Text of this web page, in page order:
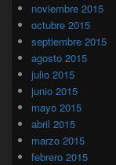
noviembre 2015
octubre 2015
septiembre 2015
agosto 2015
julio 2015
junio 2015
mayo 2015
abril 2015
marzo 2015
febrero 2015